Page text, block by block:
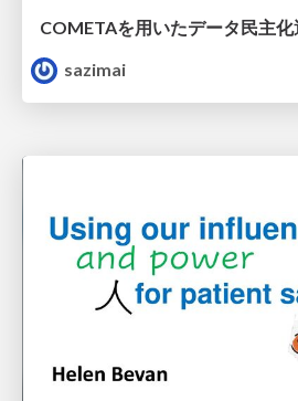
COMETAを用いたデータ民主化
sazimai